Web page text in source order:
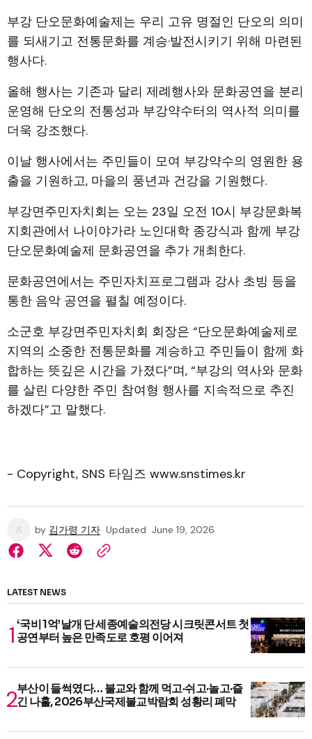
부강 단오문화예술제는 우리 고유 명절인 단오의 의미
를 되새기고 전통문화를 계승·발전시키기 위해 마련된
행사다.
올해 행사는 기존과 달리 제례행사와 문화공연을 분리
운영해 단오의 전통성과 부강약수터의 역사적 의미를
더욱 강조했다.
이날 행사에서는 주민들이 모여 부강약수의 영원한 용
출을 기원하고, 마을의 풍년과 건강을 기원했다.
부강면주민자치회는 오는 23일 오전 10시 부강문화복
지회관에서 나이야가라 노인대학 종강식과 함께 부강
단오문화예술제 문화공연을 추가 개최한다.
문화공연에서는 주민자치프로그램과 강사 초빙 등을
통한 음악 공연을 펼칠 예정이다.
소군호 부강면주민자치회 회장은 “단오문화예술제로
지역의 소중한 전통문화를 계승하고 주민들이 함께 화
합하는 뜻깊은 시간을 가졌다”며, “부강의 역사와 문화
를 살린 다양한 주민 참여형 행사를 지속적으로 추진
하겠다”고 말했다.
- Copyright, SNS 타임즈 www.snstimes.kr
by 김가령 기자 Updated June 19, 2026
LATEST NEWS
‘국비 1억’날개 단 세종예술의전당 시크릿콘서트 첫
공연부터 높은 만족도로 호평 이어져
부산이 들썩였다… 불교와 함께 먹고·쉬고·놀고·즐
긴 나흘, 2026부산국제불교박람회 성황리 폐막